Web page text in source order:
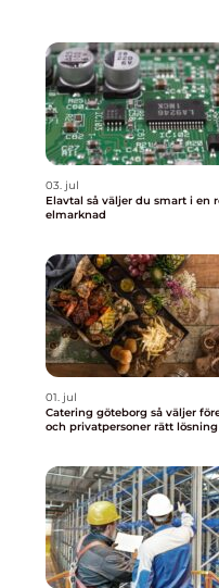
03. jul
Elavtal så väljer du smart i en rörlig
elmarknad
01. jul
Catering göteborg så väljer företag
och privatpersoner rätt lösning